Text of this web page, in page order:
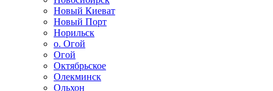
Новый Киеват
Новый Порт
Норильск
о. Огой
Огой
Октябрьское
Олекминск
Ольхон